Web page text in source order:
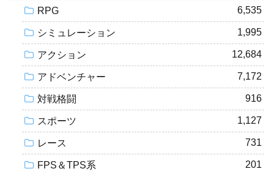
RPG 6,535
シミュレーション 1,995
アクション 12,684
アドベンチャー 7,172
対戦格闘 916
スポーツ 1,127
レース 731
FPS＆TPS系 201